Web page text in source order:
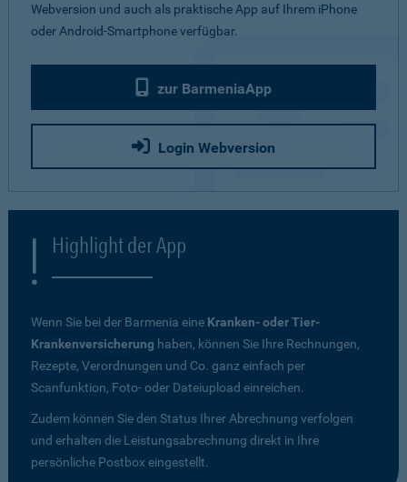
Webversion und auch als praktische App auf Ihrem iPhone
oder Android-Smartphone verfügbar.
zur BarmeniaApp
Login Webversion
Highlight der App
Wenn Sie bei der Barmenia eine Kranken- oder Tier-
Krankenversicherung haben, können Sie Ihre Rechnungen,
Rezepte, Verordnungen und Co. ganz einfach per
Scanfunktion, Foto- oder Dateiupload einreichen.
Zudem können Sie den Status Ihrer Abrechnung verfolgen
und erhalten die Leistungsabrechnung direkt in Ihre
persönliche Postbox eingestellt.